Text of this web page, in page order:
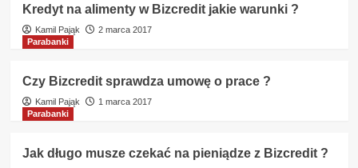
Kredyt na alimenty w Bizcredit jakie warunki ?
Kamil Pająk
2 marca 2017
Parabanki
Czy Bizcredit sprawdza umowę o prace ?
Kamil Pająk
1 marca 2017
Parabanki
Jak długo musze czekać na pieniądze z Bizcredit ?